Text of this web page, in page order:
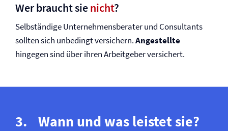
Wer braucht sienicht?
Selbständige Unternehmensberater und Consultants
sollten sich unbedingt versichern.Angestellte
hingegen sind über ihren Arbeitgeber versichert.
Wann und was leistet sie?